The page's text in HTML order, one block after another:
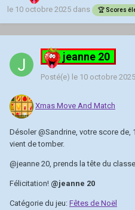
le 10 octobre 2025 dans 🏆 Scores
jeanne 20
Posté(e) le 10 octobre 2025
Xmas Move And Match
Désoler@Sandrine , votre score
vient de tomber.
@jeanne 20 , prends la tête du
Félicitation! @jeanne 20
Catégorie du jeu: Fêtes de Noël